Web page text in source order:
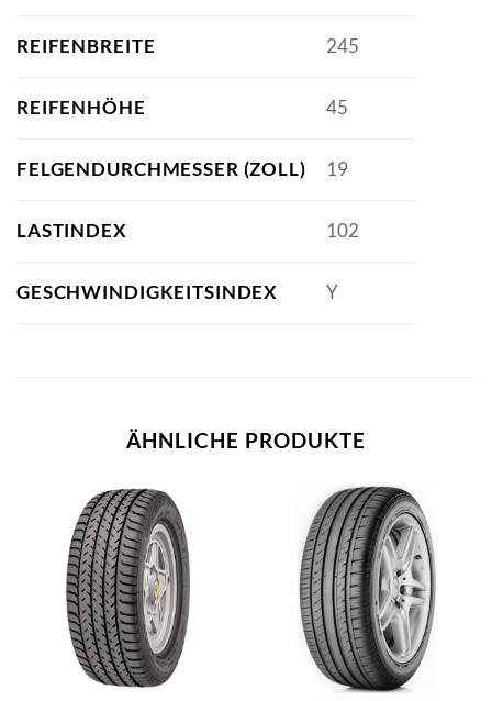
REIFENBREITE 245
REIFENHÖHE 45
FELGENDURCHMESSER (ZOLL) 19
LASTINDEX 102
GESCHWINDIGKEITSINDEX Y
ÄHNLICHE PRODUKTE